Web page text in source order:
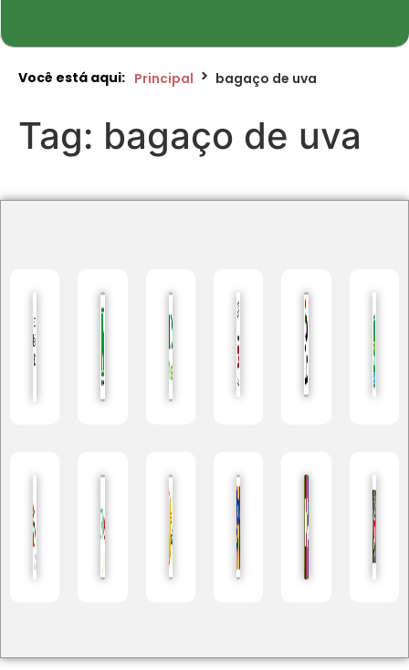
Você está aqui: Principal bagaço de uva
Tag: bagaço de uva